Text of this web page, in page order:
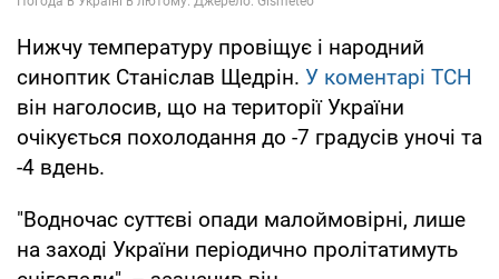
Нижчу температуру провіщує і народний
синоптик Станіслав Щедрін. У коментарі ТСН
він наголосив, що на території України
очікується похолодання до -7 градусів уночі та
-4 вдень.
"Водночас суттєві опади малоймовірні, лише
на заході України періодично пролітатимуть